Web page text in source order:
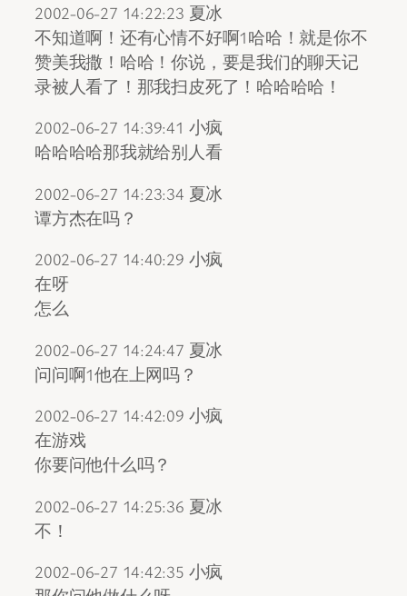
2002-06-27 14:22:23 夏冰
不知道啊！还有心情不好啊1哈哈！就是你不
赞美我撒！哈哈！你说，要是我们的聊天记
录被人看了！那我扫皮死了！哈哈哈哈！
2002-06-27 14:39:41 小疯
哈哈哈哈那我就给别人看
2002-06-27 14:23:34 夏冰
谭方杰在吗？
2002-06-27 14:40:29 小疯
在呀
怎么
2002-06-27 14:24:47 夏冰
问问啊1他在上网吗？
2002-06-27 14:42:09 小疯
在游戏
你要问他什么吗？
2002-06-27 14:25:36 夏冰
不！
2002-06-27 14:42:35 小疯